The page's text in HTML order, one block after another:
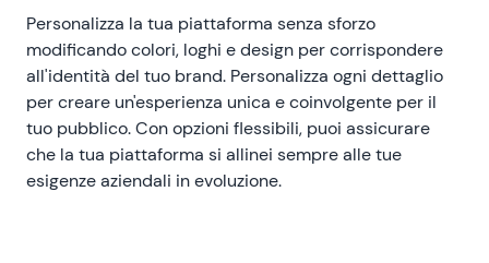
Personalizza la tua piattaforma senza sforzo
modificando colori, loghi e design per corrispondere
all'identità del tuo brand. Personalizza ogni dettaglio
per creare un'esperienza unica e coinvolgente per il
tuo pubblico. Con opzioni flessibili, puoi assicurare
che la tua piattaforma si allinei sempre alle tue
esigenze aziendali in evoluzione.